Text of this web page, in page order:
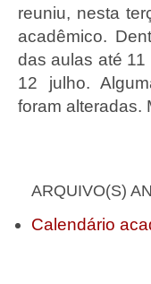
reuniu, nesta
acadêmico.
das aulas até
12 julho.
foram alteradas.
ARQUIVO(S)
Calendário